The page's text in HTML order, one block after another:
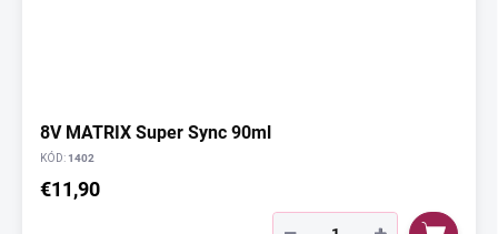
8V MATRIX Super Sync 90ml
KÓD:1402
€11,90